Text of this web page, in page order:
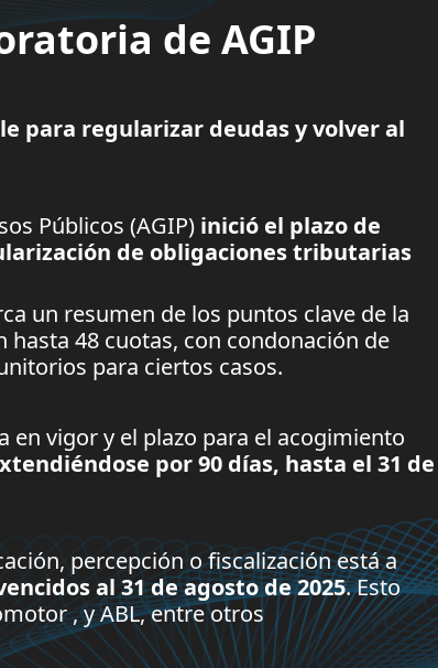
de AGIP
para regularizar deudas y volver al
Públicos (AGIP) inició el plazo de
de obligaciones tributarias
un resumen de los puntos clave de la
hasta 48 cuotas, con condonación de
para ciertos casos.
en vigor y el plazo para el acogimiento
por 90 días, hasta el 31 de
percepción o fiscalización está a
al 31 de agosto de 2025. Esto
, y ABL, entre otros